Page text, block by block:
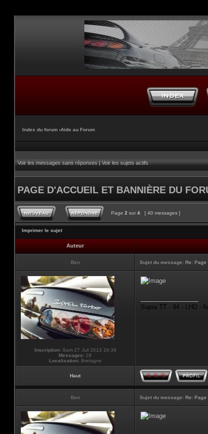
Index du forum ‹Aide au Forum
Voir les messages sans réponses|Voir les sujets actifs
PAGE D'ACCUEIL ET BANNIÈRE DU
Page 2 sur 4 [ 40 messages ]
Imprimer le sujet
Auteur
Ben Sujet du message: Re: Page
Inscription:Sam 27 Juil 2013 16:39
Messages: 28
Localisation:Bretagne
Supra TT - 94 - LHD -
Haut
Ben Sujet du message: Re: Page